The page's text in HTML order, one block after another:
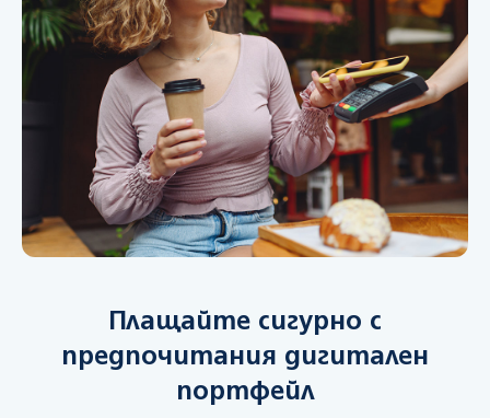
Плащайте сигурно с
предпочитания дигитален
портфейл